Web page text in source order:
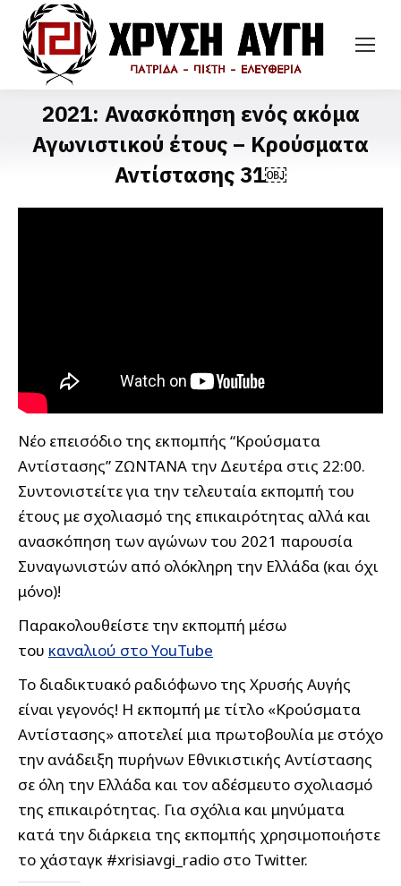
2021: Ανασκόπηση ενός ακόμα
Αγωνιστικού έτους – Κρούσματα
Αντίστασης 31￼
Νέο επεισόδιο της εκπομπής “Κρούσματα
Αντίστασης” ΖΩΝΤΑΝΑ την Δευτέρα στις 22:00.
Συντονιστείτε για την τελευταία εκπομπή του
έτους με σχολιασμό της επικαιρότητας αλλά και
ανασκόπηση των αγώνων του 2021 παρουσία
Συναγωνιστών από ολόκληρη την Ελλάδα (και όχι
μόνο)!
Παρακολουθείστε την εκπομπή μέσω
του καναλιού στο YouTube
Το διαδικτυακό ραδιόφωνο της Χρυσής Αυγής
είναι γεγονός! Η εκπομπή με τίτλο «Κρούσματα
Αντίστασης» αποτελεί μια πρωτοβουλία με στόχο
την ανάδειξη πυρήνων Eθvικιστικής Αντίστασης
σε όλη την Ελλάδα και τον αδέσμευτο σχολιασμό
της επικαιρότητας. Για σχόλια και μηνύματα
κατά την διάρκεια της εκπομπής χρησιμοποιήστε
το χάσταγκ #xrisiavgi_radio στο Twitter.